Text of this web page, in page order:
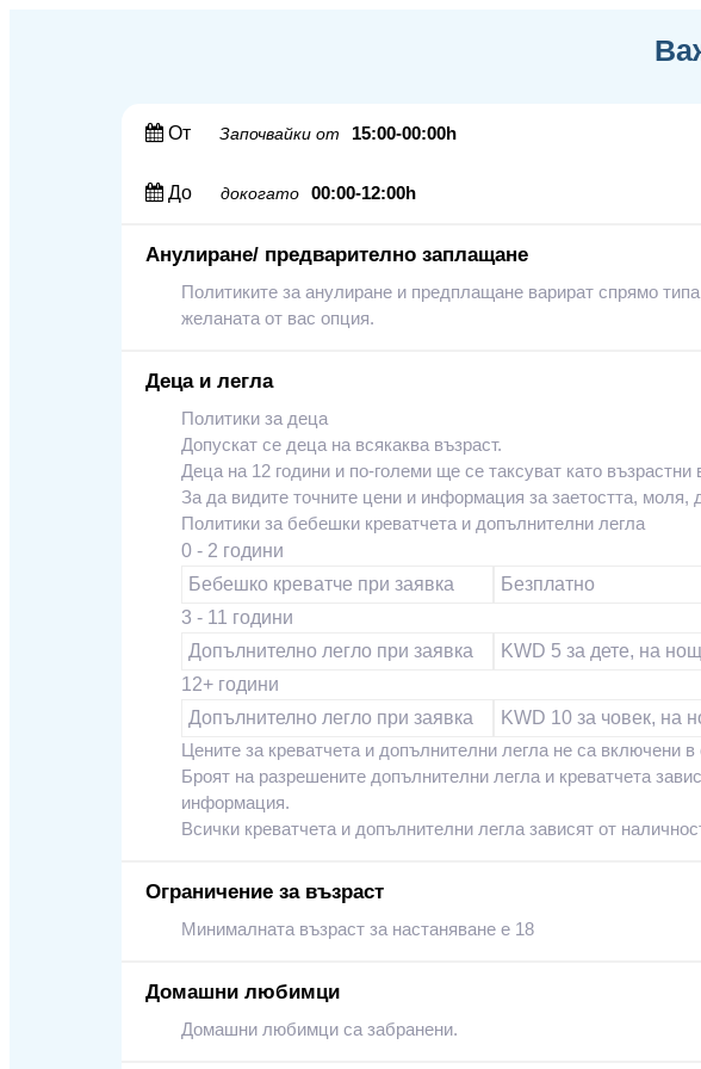
От Започвайки от 15:00-00:00h
До докогато 00:00-12:00h
Анулиране/ предварително заплащане
Политиките за анулиране и предплащане варират спрямо
желаната от вас опция.
Деца и легла
Политики за деца
Допускат се деца на всякаква възраст.
Деца на 12 години и по‑големи ще се таксуват като възрастни
За да видите точните цени и информация за заетостта,
Политики за бебешки креватчета и допълнителни легла
0 - 2 години
Бебешко креватче при заявка
Безплатно
3 - 11 години
Допълнително легло при заявка
KWD 5 за дете, на
12+ години
Допълнително легло при заявка
KWD 10 за човек, на
Цените за креватчета и допълнителни легла не са включени
Броят на разрешените допълнителни легла и креватчета
информация.
Всички креватчета и допълнителни легла зависят от
Ограничение за възраст
Минималната възраст за настаняване е 18
Домашни любимци
Домашни любимци са забранени.